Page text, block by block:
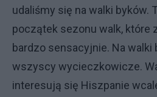
udaliśmy się na walki byków.
początek sezonu walk, które
bardzo sensacyjnie. Na
wszyscy wycieczkowicze.
interesują się Hiszpanie